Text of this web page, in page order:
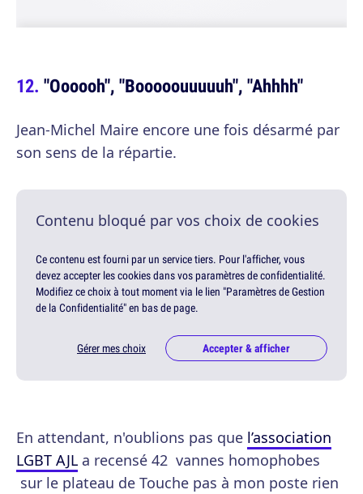
"Oooooh", "Booooouuuuuh", "Ahhhh"
Jean-Michel Maire encore une fois désarmé par
son sens de la répartie.
Contenu bloqué par vos choix de cookies
Ce contenu est fourni par un service tiers. Pour l'afficher, vous
devez accepter les cookies dans vos paramètres de confidentialité.
Modifiez ce choix à tout moment via le lien "Paramètres de Gestion
de la Confidentialité" en bas de page.
Gérer mes choix Accepter & afficher
En attendant, n'oublions pas que l’association
LGBT AJL a recensé 42 vannes homophobes
sur le plateau de Touche pas à mon poste rien